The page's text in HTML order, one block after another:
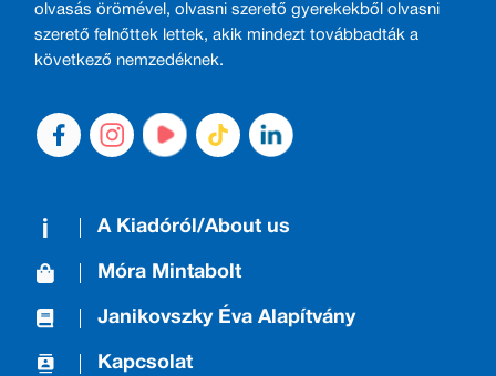
olvasás örömével, olvasni szerető gyerekekből olvasni
szerető felnőttek lettek, akik mindezt továbbadták a
következő nemzedéknek.
A Kiadóról/About us
Móra Mintabolt
Janikovszky Éva Alapítvány
Kapcsolat